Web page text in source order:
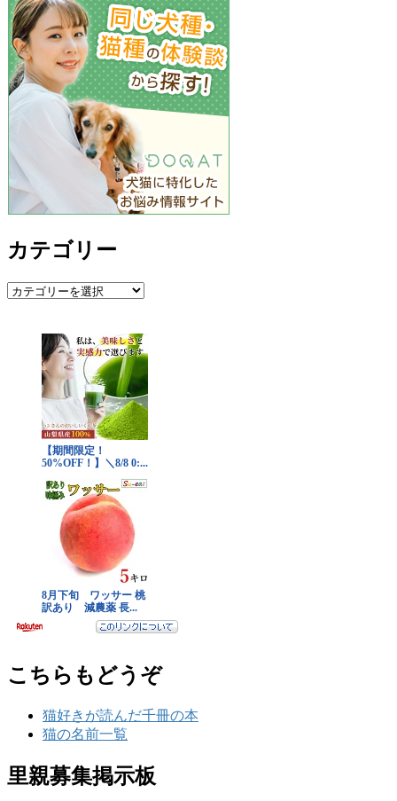
カテゴリー
カ
こちらもどうぞ
猫好きが読んだ千冊の本
猫の名前一覧
里親募集掲示板